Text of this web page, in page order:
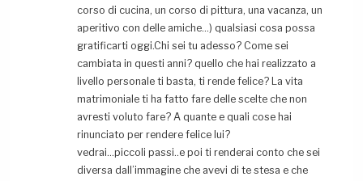
corso di cucina, un corso di pittura, una vacanza, un
aperitivo con delle amiche…) qualsiasi cosa possa
gratificarti oggi.Chi sei tu adesso? Come sei
cambiata in questi anni? quello che hai realizzato a
livello personale ti basta, ti rende felice? La vita
matrimoniale ti ha fatto fare delle scelte che non
avresti voluto fare? A quante e quali cose hai
rinunciato per rendere felice lui?
vedrai…piccoli passi..e poi ti renderai conto che sei
diversa dall’immagine che avevi di te stesa e che